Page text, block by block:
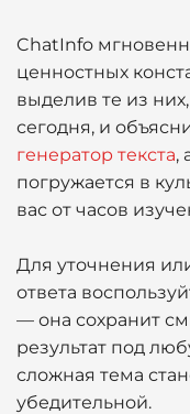
ChatInfo
ценностных
выделив те из
сегодня, и
генератор текста,
погружается в
вас от часов
Для уточнения
ответа
— она сохранит
результат под
сложная тема
убедительной.